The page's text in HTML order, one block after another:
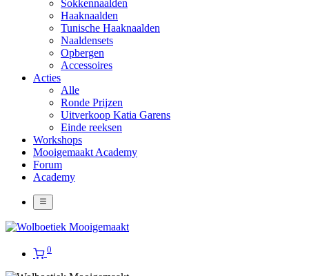
Sokkennaalden
Haaknaalden
Tunische Haaknaalden
Naaldensets
Opbergen
Accessoires
Acties
Alle
Ronde Prijzen
Uitverkoop Katia Garens
Einde reeksen
Workshops
Mooigemaakt Academy
Forum
Academy
0